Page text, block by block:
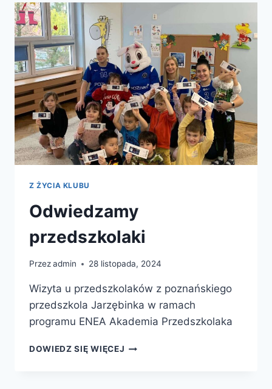
Z ŻYCIA KLUBU
Odwiedzamy
przedszkolaki
Przezadmin 28 listopada, 2024
Wizyta u przedszkolaków z poznańskiego
przedszkola Jarzębinka w ramach
programu ENEA Akademia Przedszkolaka
DOWIEDZ SIĘ WIĘCEJ ODWIEDZAMY